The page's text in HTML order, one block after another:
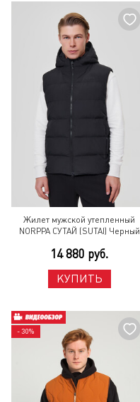
Жилет мужской утепленный
NORPPA СУТАЙ (SUTAI) Черный
14 880 руб.
КУПИТЬ
- 30%